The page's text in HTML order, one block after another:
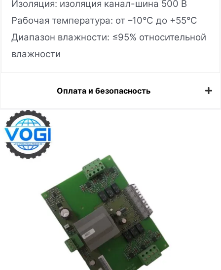
Изоляция: изоляция канал-шина 500 В
Рабочая температура: от –10°C до +55°C
Диапазон влажности: ≤95% относительной
влажности
Оплата и безопасность